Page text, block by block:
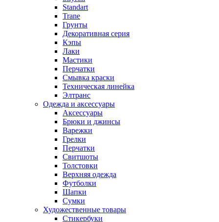
Standart
Trane
Грунты
Декоративная серия
Кэпы
Лаки
Мастики
Перчатки
Смывка краски
Техническая линейка
Элтранс
Одежда и аксессуары
Аксессуары
Брюки и джинсы
Варежки
Грелки
Перчатки
Свитшоты
Толстовки
Верхняя одежда
Футболки
Шапки
Сумки
Художественные товары
Стикербуки